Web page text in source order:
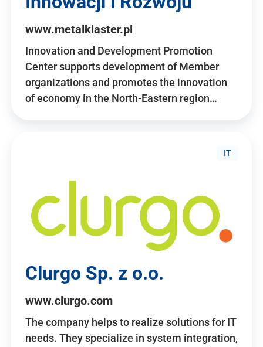
www.metalklaster.pl
Innovation and Development Promotion
Center supports development of Member
organizations and promotes the innovation
of economy in the North-Eastern region…
IT
Clurgo Sp. z o.o.
www.clurgo.com
The company helps to realize solutions for IT
needs. They specialize in system integration,